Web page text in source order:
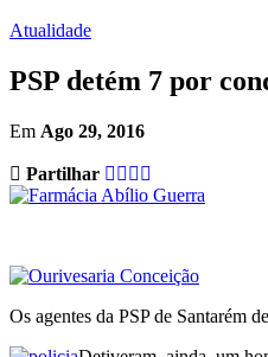
Atualidade
PSP detém 7 por
Em Ago 29, 2016
Partilhar
Os agentes da PSP de Santarém